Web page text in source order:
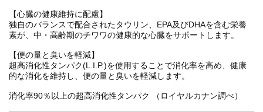
【心臓の健康維持に配慮】
独自のバランスで配合されたタウリン、EPA及びDHAを含む栄養
素が、中・高齢期のチワワの健康的な心臓をサポートします。
【便の量と臭いを軽減】
超高消化性タンパク(L.I.P.)を使用することで消化率を高め、健康
的な消化を維持し、便の量と臭いを軽減します。
消化率90％以上の超高消化性タンパク （ロイヤルカナン調べ）